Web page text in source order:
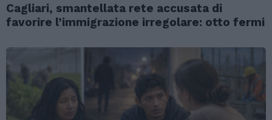
Cagliari, smantellata rete accusata di
favorire l’immigrazione irregolare: otto fermi